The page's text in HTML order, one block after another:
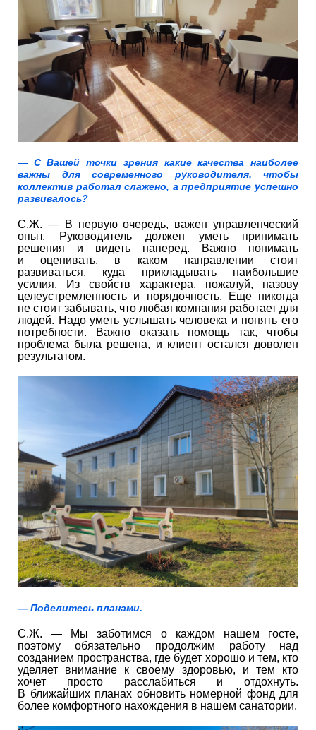
— С Вашей точки зрения какие качества наиболее
важны для современного руководителя, чтобы
коллектив работал слажено, а предприятие успешно
развивалось?
С.Ж. — В первую очередь, важен управленческий
опыт. Руководитель должен уметь принимать
решения и видеть наперед. Важно понимать
и оценивать, в каком направлении стоит
развиваться, куда прикладывать наибольшие
усилия. Из свойств характера, пожалуй, назову
целеустремленность и порядочность. Еще никогда
не стоит забывать, что любая компания работает для
людей. Надо уметь услышать человека и понять его
потребности. Важно оказать помощь так, чтобы
проблема была решена, и клиент остался доволен
результатом.
— Поделитесь планами.
С.Ж. — Мы заботимся о каждом нашем госте,
поэтому обязательно продолжим работу над
созданием пространства, где будет хорошо и тем, кто
уделяет внимание к своему здоровью, и тем кто
хочет просто расслабиться и отдохнуть.
В ближайших планах обновить номерной фонд для
более комфортного нахождения в нашем санатории.